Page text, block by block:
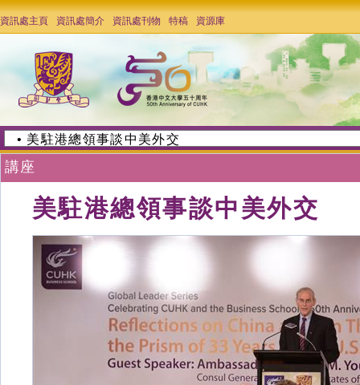
資訊處主頁 資訊處簡介 資訊處刊物 特稿 資源庫
講座
美駐港總領事談中美外交